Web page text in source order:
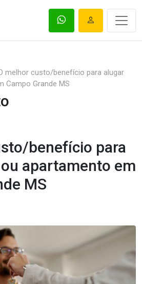
melhor custo/benefício para alugar
Campo Grande MS
benefício para
apartamento em
MS